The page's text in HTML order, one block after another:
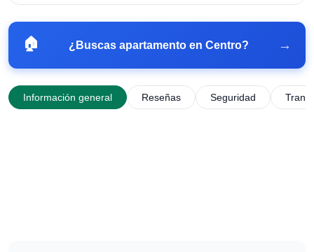
🏠 ¿Buscas apartamento en Centro? →
Información general Reseñas Seguridad